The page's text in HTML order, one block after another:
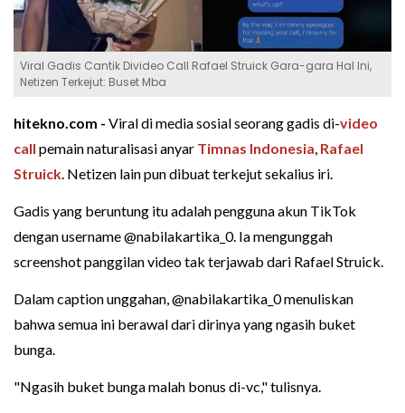
Viral Gadis Cantik Divideo Call Rafael Struick Gara-gara Hal Ini,
Netizen Terkejut: Buset Mba
hitekno.com - Viral di media sosial seorang gadis di-video
call pemain naturalisasi anyar Timnas Indonesia, Rafael
Struick. Netizen lain pun dibuat terkejut sekalius iri.
Gadis yang beruntung itu adalah pengguna akun TikTok
dengan username @nabilakartika_0. Ia mengunggah
screenshot panggilan video tak terjawab dari Rafael Struick.
Dalam caption unggahan, @nabilakartika_0 menuliskan
bahwa semua ini berawal dari dirinya yang ngasih buket
bunga.
"Ngasih buket bunga malah bonus di-vc," tulisnya.